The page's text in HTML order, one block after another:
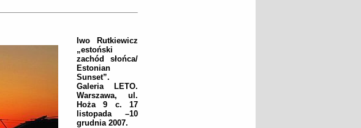
Iwo Rutkiewicz
„estoński
zachód słońca/
Estonian
Sunset”.
Galeria LETO.
Warszawa, ul.
Hoża 9 c. 17
listopada –10
grudnia 2007.